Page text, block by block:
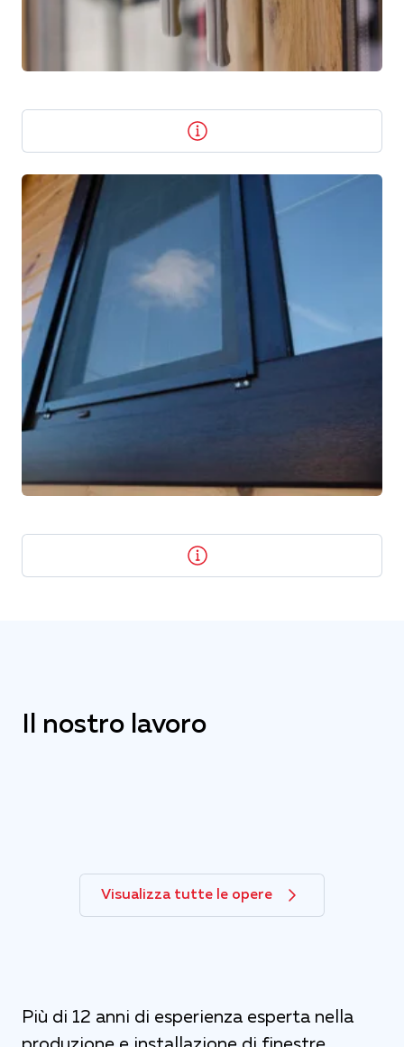
Il nostro lavoro
Visualizza tutte le opere
Più di 12 anni di esperienza esperta nella